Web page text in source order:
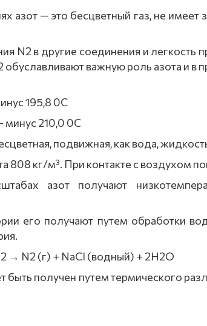
азот — это бесцветный газ, не имеет
N2 в другие соединения и легкость
обуславливают важную роль азота и в
195,8 0С
минус 210,0 0С
подвижная, как вода,
808 кг/м³. При контакте с воздухом
азот получают
его получают путем обработки
→ N2 (г) + NaCl (водный) + 2H2O
быть получен путем термического